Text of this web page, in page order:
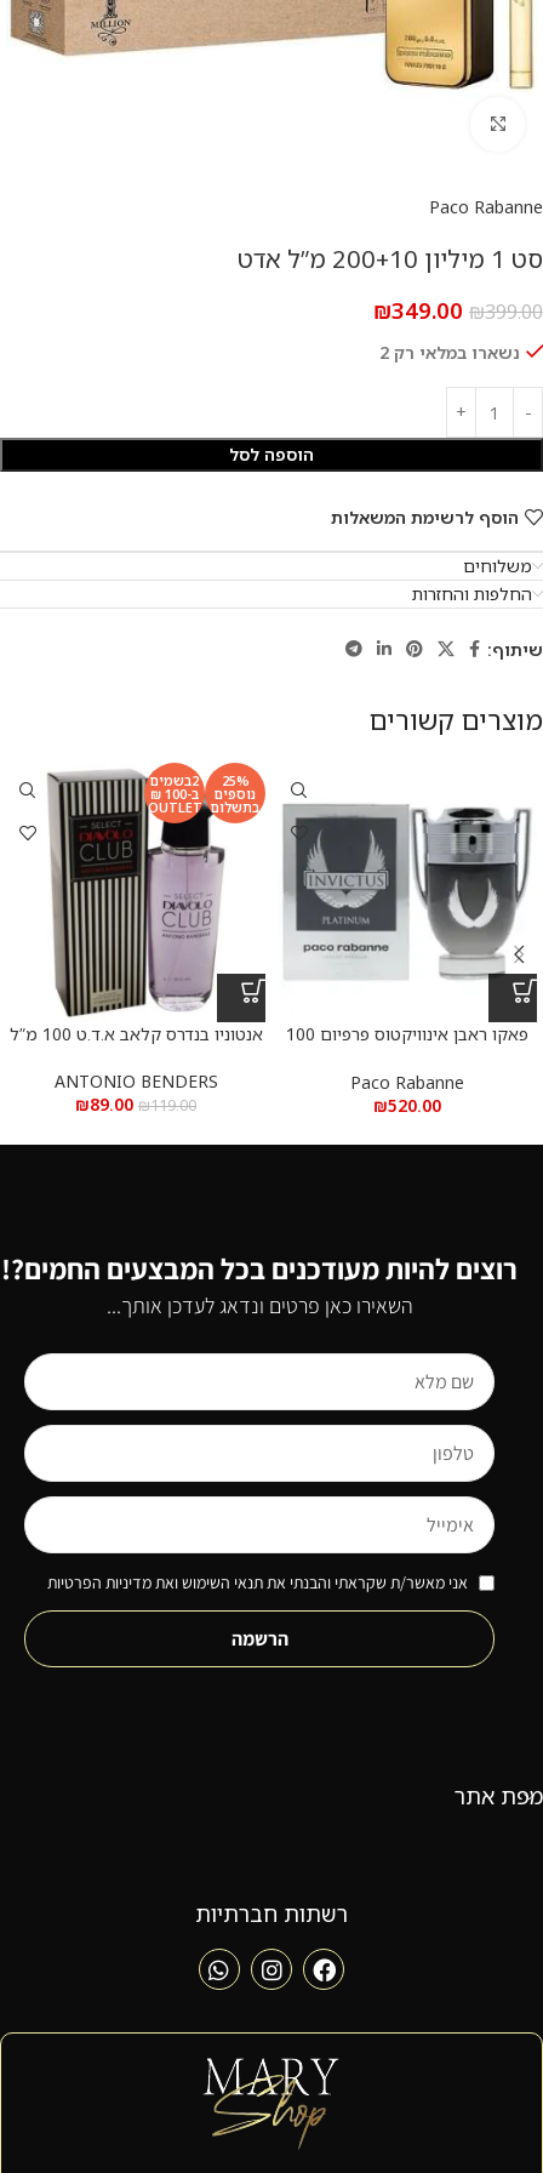
Paco Rabanne
סט 1 מיליון 200+10 מ”ל אדט
₪399.00
₪349.00
נשארו במלאי רק 2
הוספה לסל
הוסף לרשימת המשאלות
משלוחים
החלפות והחזרות
שיתוף:
מוצרים קשורים
פאקו ראבן אינוויקטוס פרפיום 100
Paco Rabanne
₪520.00
25%
נוספים
בתשלום
2בשמים
ב-100 ₪
OUTLET
אנטוניו בנדרס קלאב א.ד.ט 100 מ”ל
ANTONIO BENDERS
₪119.00
₪89.00
רוצים להיות מעודכנים בכל המבצעים החמים?!
השאירו כאן פרטים ונדאג לעדכן אותך...
אני מאשר/ת שקראתי והבנתי את תנאי השימוש ואת מדיניות הפרטיות
הרשמה
מפת אתר
רשתות חברתיות